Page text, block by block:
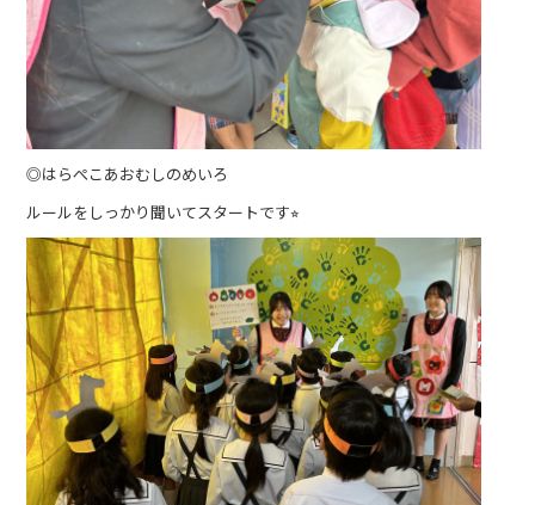
◎はらぺこあおむしのめいろ
ルールをしっかり聞いてスタートです⭐︎